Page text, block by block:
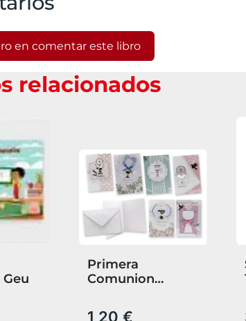
en comentar este libro
relacionados
Primera
Comunion
Felicitacion 10X15
1,20 €